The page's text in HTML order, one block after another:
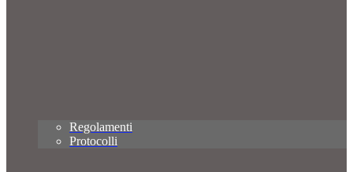
Regolamenti
Protocolli